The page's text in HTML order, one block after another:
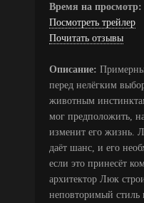
Время на просмотр:
Посмотреть трейлер
Почитать отзывы
Описание:
перед нелёгким
животным
мог предположить,
изменит его жизнь.
даёт шанс, и его
если это принесёт
архитектор Люк
неповторимый стиль